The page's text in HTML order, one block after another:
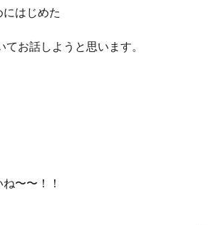
はじめた
お話しようと思います。
〜〜！！